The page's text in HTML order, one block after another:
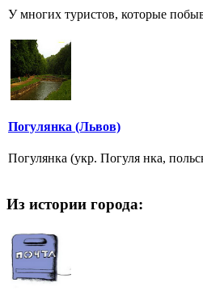
У многих туристов, которые
Погулянка (Львов)
Погулянка (укр. Погуля нка,
Из истории города: